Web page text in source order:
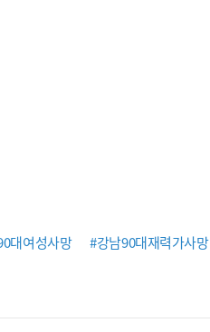
대여성사망 #강남90대재력가사망